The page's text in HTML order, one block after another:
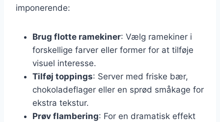
imponerende:
Brug flotte ramekiner: Vælg ramekiner i
forskellige farver eller former for at tilføje
visuel interesse.
Tilføj toppings: Server med friske bær,
chokoladeflager eller en sprød småkage for
ekstra tekstur.
Prøv flambering: For en dramatisk effekt